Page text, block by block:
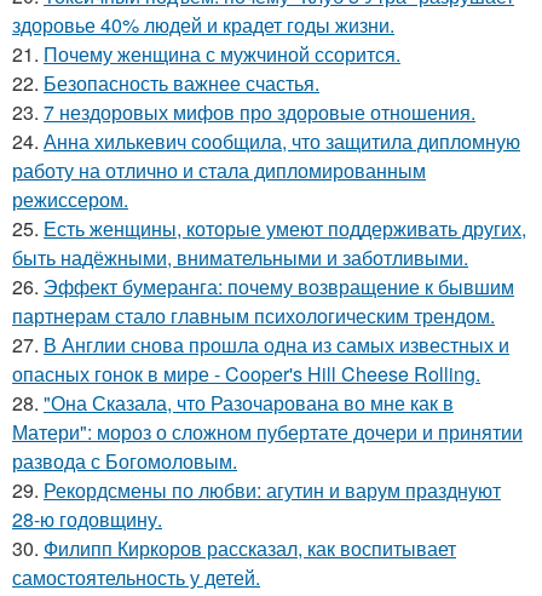
здоровье 40% людей и крадет годы жизни.
21. Почему женщина с мужчиной ссорится.
22. Безопасность важнее счастья.
23. 7 нездоровых мифов про здоровые отношения.
24. Анна хилькевич сообщила, что защитила дипломную
работу на отлично и стала дипломированным
режиссером.
25. Есть женщины, которые умеют поддерживать других,
быть надёжными, внимательными и заботливыми.
26. Эффект бумеранга: почему возвращение к бывшим
партнерам стало главным психологическим трендом.
27. В Англии снова прошла одна из самых известных и
опасных гонок в мире - Cooper's Hill Cheese Rolling.
28. "Она Сказала, что Разочарована во мне как в
Матери": мороз о сложном пубертате дочери и принятии
развода с Богомоловым.
29. Рекордсмены по любви: агутин и варум празднуют
28-ю годовщину.
30. Филипп Киркоров рассказал, как воспитывает
самостоятельность у детей.